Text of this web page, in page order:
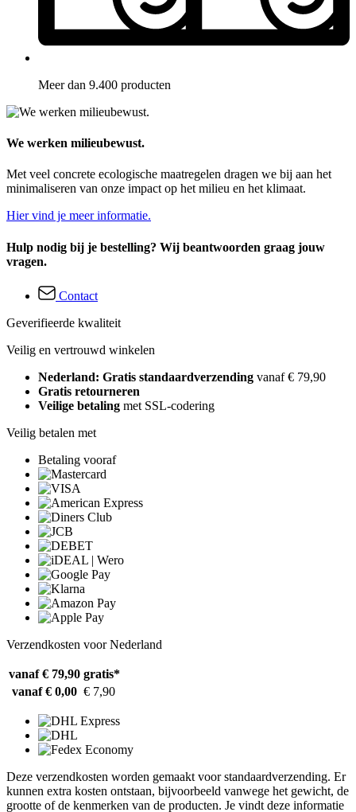
Meer dan 9.400 producten
We werken milieubewust.
Met veel concrete ecologische maatregelen dragen we bij aan het
minimaliseren van onze impact op het milieu en het klimaat.
Hier vind je meer informatie.
Hulp nodig bij je bestelling? Wij beantwoorden graag jouw
vragen.
Contact
Geverifieerde kwaliteit
Veilig en vertrouwd winkelen
Nederland: Gratis standaardverzending vanaf € 79,90
Gratis retourneren
Veilige betaling met SSL-codering
Veilig betalen met
Betaling vooraf
Verzendkosten voor Nederland
vanaf € 79,90 gratis*
vanaf € 0,00 € 7,90
Deze verzendkosten worden gemaakt voor standaardverzending. Er
kunnen extra kosten ontstaan, bijvoorbeeld vanwege het gewicht, de
grootte of de kenmerken van de producten. Je vindt deze informatie